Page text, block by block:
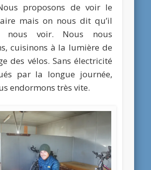
proposons de voir le
mais on nous dit qu’il
nous voir. Nous nous
cuisinons à la lumière de
des vélos. Sans électricité
par la longue journée,
endormons très vite.